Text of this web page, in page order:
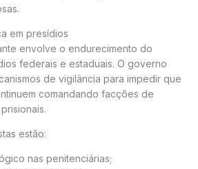
em presídios
envolve o endurecimento do
federais e estaduais. O governo
de vigilância para impedir que
comandando facções de
estão:
nas penitenciárias;